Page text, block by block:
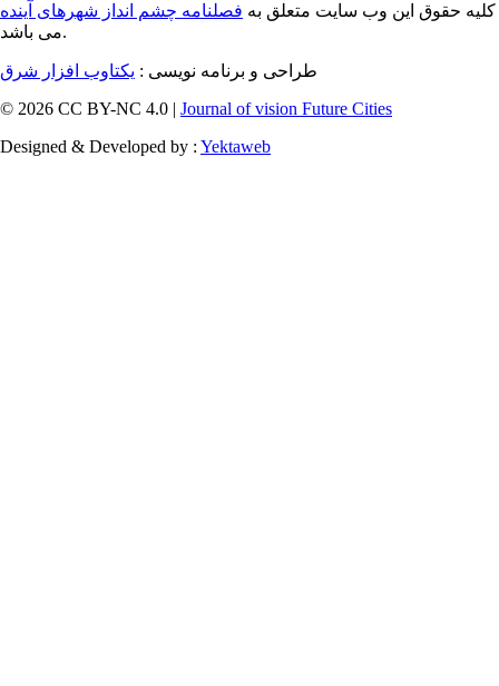
کلیه حقوق این وب سایت متعلق به فصلنامه چشم انداز شهرهای آینده
می باشد.
طراحی و برنامه نویسی : یکتاوب افزار شرق
© 2026 CC BY-NC 4.0 | Journal of vision Future Cities
Designed & Developed by : Yektaweb